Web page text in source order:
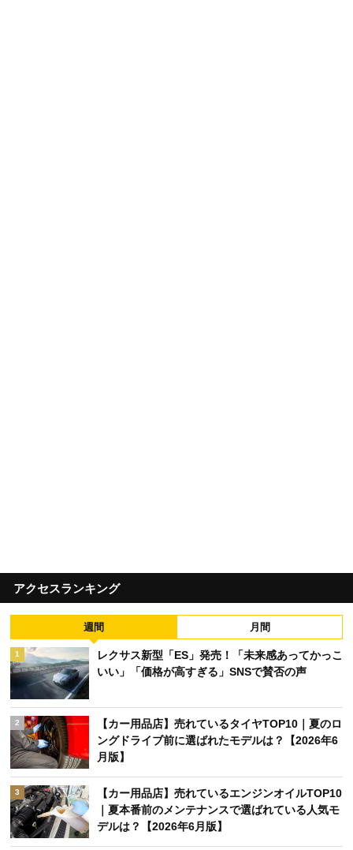
アクセスランキング
週間 月間
1
レクサス新型「ES」発売！「未来感あってかっこ
いい」「価格が高すぎる」SNSで賛否の声
2
【カー用品店】売れているタイヤTOP10｜夏のロ
ングドライブ前に選ばれたモデルは？【2026年6
月版】
3
【カー用品店】売れているエンジンオイルTOP10
｜夏本番前のメンテナンスで選ばれている人気モ
デルは？【2026年6月版】